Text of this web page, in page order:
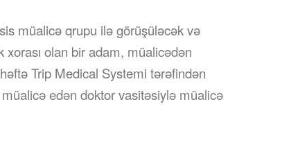
müalicə qrupu ilə görüşüləcək və
olan bir adam, müalicədən
Trip Medical Systemi tərəfindən
edən doktor vasitəsiylə müalicə